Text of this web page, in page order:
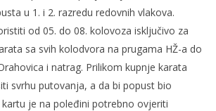
u 1. i 2. razredu redovnih vlakova.
od 05. do 08. kolovoza isključivo za
sa svih kolodvora na prugama HŽ-a do
i natrag. Prilikom kupnje karata
svrhu putovanja, a da bi popust bio
je na poleđini potrebno ovjeriti